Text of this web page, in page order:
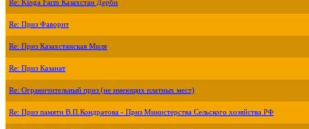
Re: Kinga Farm Казахстан Дерби
Re: Приз Фаворит
Re: Приз Казахстанская Миля
Re: Приз Казанат
Re: Ограничительный приз (не имеющих платных мест)
Re: Приз памяти В.П.Кондратова - Приз Министерства Сельского хозяйства РФ